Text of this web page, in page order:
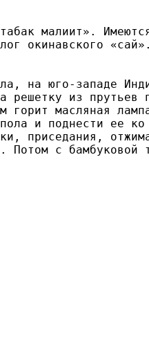
малиит».
окинавского
на юго-западе
из
масляная
и поднести
приседания,
с